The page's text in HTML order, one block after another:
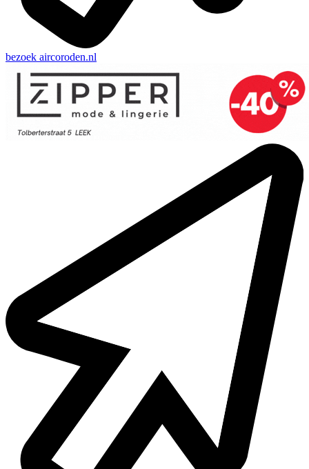
bezoek aircoroden.nl